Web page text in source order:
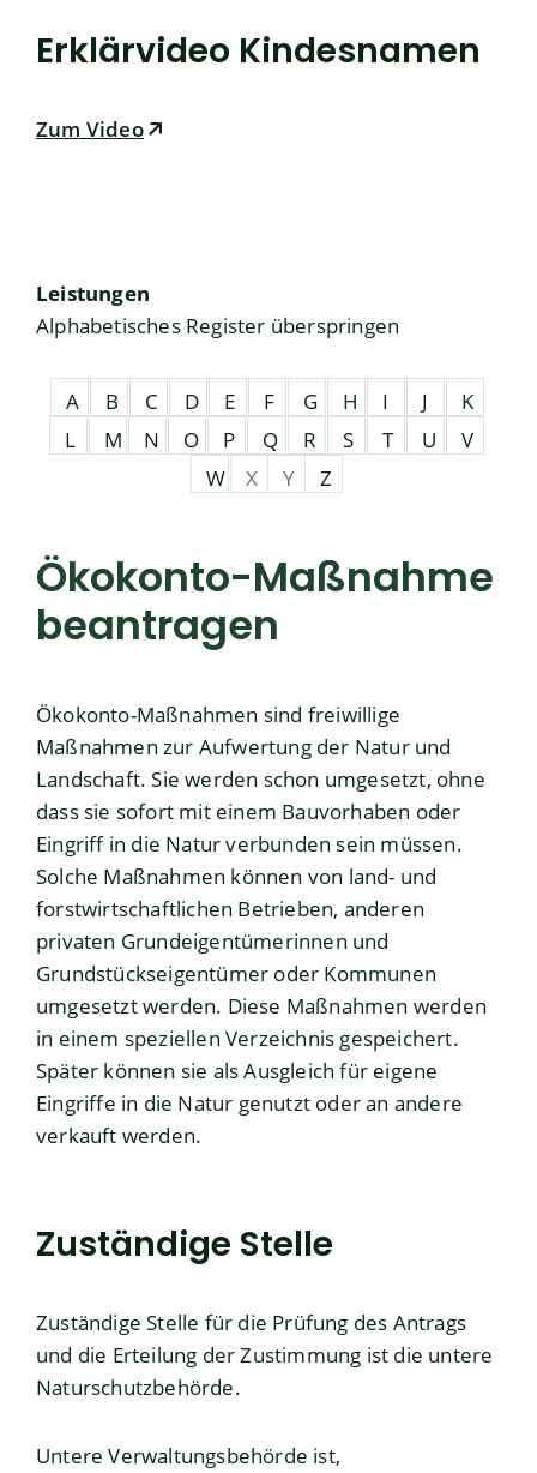
Erklärvideo Kindesnamen
Zum Video
Leistungen
Alphabetisches Register überspringen
A B C D E F G H I J
K
L
M N O P Q R S T U
V
W
X Y Z
Ökokonto-Maßnahme
beantragen
Ökokonto-Maßnahmen sind freiwillige
Maßnahmen zur Aufwertung der Natur und
Landschaft. Sie werden schon umgesetzt, ohne
dass sie sofort mit einem Bauvorhaben oder
Eingriff in die Natur verbunden sein müssen.
Solche Maßnahmen können von land- und
forstwirtschaftlichen Betrieben, anderen
privaten Grundeigentümerinnen und
Grundstückseigentümer oder Kommunen
umgesetzt werden. Diese Maßnahmen werden
in einem speziellen Verzeichnis gespeichert.
Später können sie als Ausgleich für eigene
Eingriffe in die Natur genutzt oder an andere
verkauft werden.
Zuständige Stelle
Zuständige Stelle für die Prüfung des Antrags
und die Erteilung der Zustimmung ist die untere
Naturschutzbehörde.
Untere Verwaltungsbehörde ist,